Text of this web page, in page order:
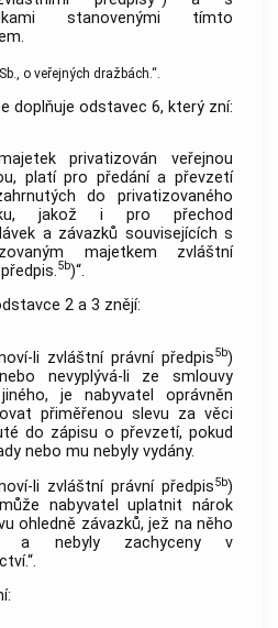
stanovenými tímto
o veřejných dražbách.“.
doplňuje odstavec 6, který zní:
privatizován veřejnou
platí pro předání a převzetí
do privatizovaného
jakož i pro přechod
a závazků souvisejících s
majetkem zvláštní
5b)“.
2 a 3 znějí:
li zvláštní právní předpis5b)
nevyplývá-li ze smlouvy
je nabyvatel oprávněn
přiměřenou slevu za věci
do zápisu o převzetí, pokud
nebo mu nebyly vydány.
li zvláštní právní předpis5b)
nabyvatel uplatnit nárok
ohledně závazků, jež na něho
a nebyly zachyceny v